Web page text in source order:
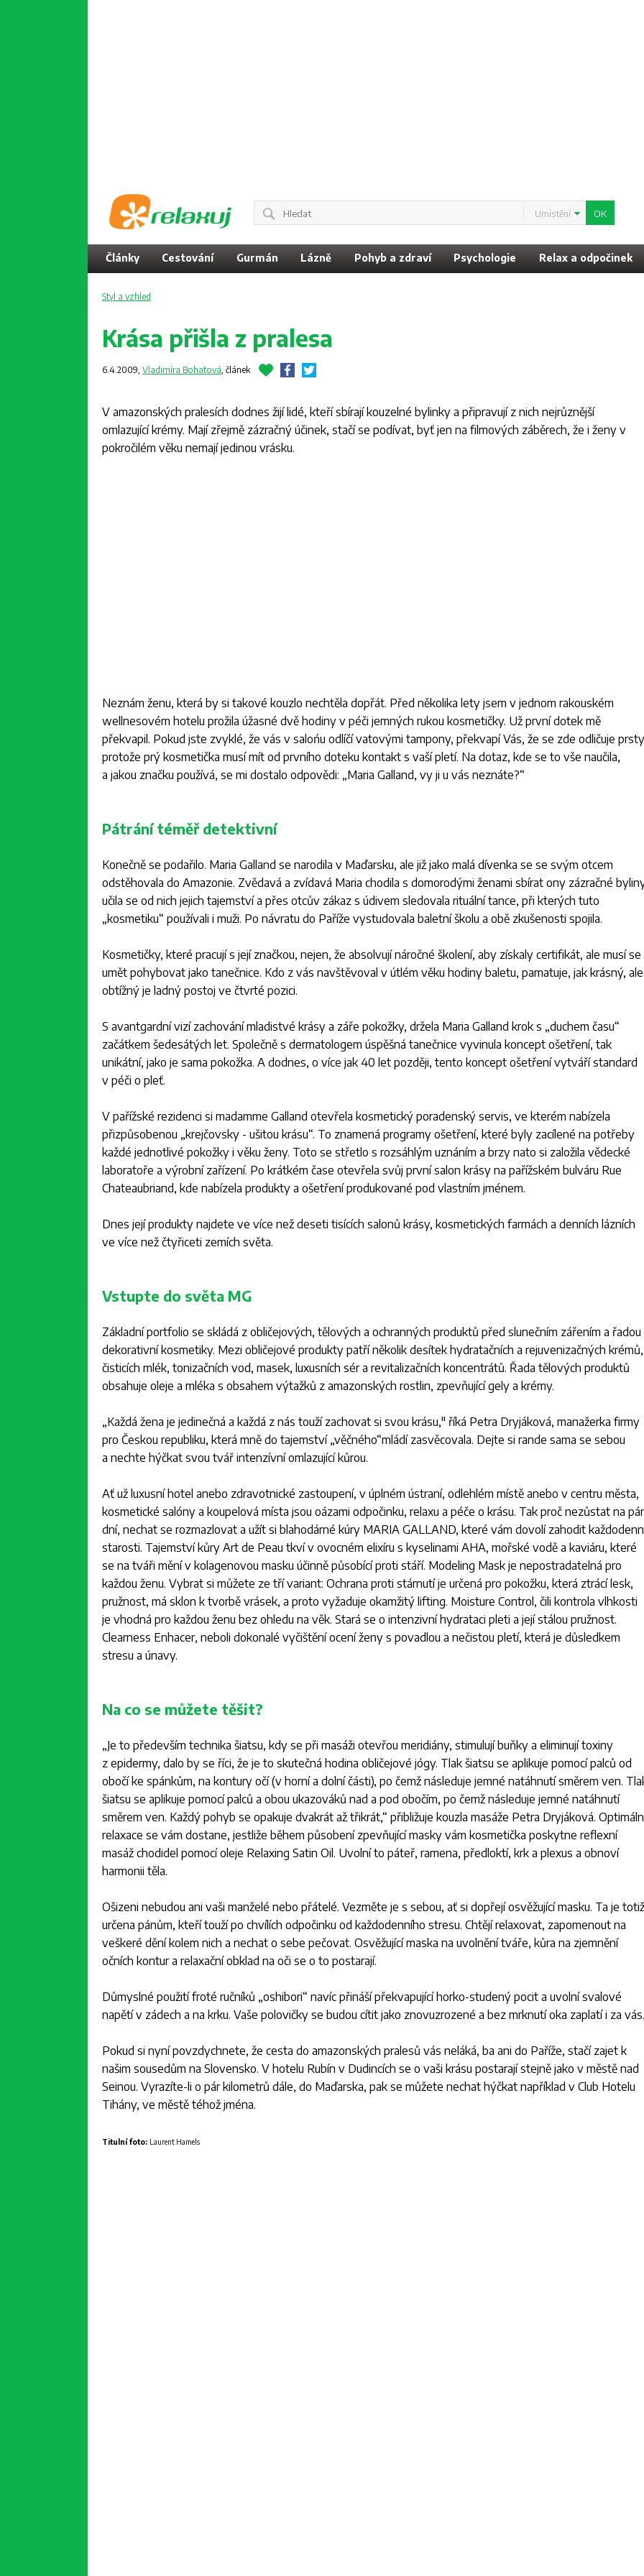
Umístění
Články Cestování Gurmán Lázně Pohyb a zdraví Psychologie Relax a odpočinek
Styl a vzhled
Krása přišla z pralesa
6.4.2009, Vladimíra Bohatová, článek
V amazonských pralesích dodnes žijí lidé, kteří sbírají kouzelné bylinky a připravují z nich nejrůznější
omlazující krémy. Mají zřejmě zázračný účinek, stačí se podívat, byť jen na filmových záběrech, že i ženy v
pokročilém věku nemají jedinou vrásku.
Neznám ženu, která by si takové kouzlo nechtěla dopřát. Před několika lety jsem v jednom rakouském
wellnesovém hotelu prožila úžasné dvě hodiny v péči jemných rukou kosmetičky. Už první dotek mě
překvapil. Pokud jste zvyklé, že vás v salońu odlíčí vatovými tampony, překvapí Vás, že se zde odličuje
protože prý kosmetička musí mít od prvního doteku kontakt s vaší pletí. Na dotaz, kde se to vše naučila,
a jakou značku používá, se mi dostalo odpovědi: „Maria Galland, vy ji u vás neznáte?“
Pátrání téměř detektivní
Konečně se podařilo. Maria Galland se narodila v Maďarsku, ale již jako malá dívenka se se svým otcem
odstěhovala do Amazonie. Zvědavá a zvídavá Maria chodila s domorodými ženami sbírat ony zázračné
učila se od nich jejich tajemství a přes otcův zákaz s údivem sledovala rituální tance, při kterých tuto
„kosmetiku“ používali i muži. Po návratu do Paříže vystudovala baletní školu a obě zkušenosti spojila.
Kosmetičky, které pracují s její značkou, nejen, že absolvují náročné školení, aby získaly certifikát, ale musí se
umět pohybovat jako tanečnice. Kdo z vás navštěvoval v útlém věku hodiny baletu, pamatuje, jak krásný, ale
obtížný je ladný postoj ve čtvrté pozici.
S avantgardní vizí zachování mladistvé krásy a záře pokožky, držela Maria Galland krok s „duchem času“
začátkem šedesátých let. Společně s dermatologem úspěšná tanečnice vyvinula koncept ošetření, tak
unikátní, jako je sama pokožka. A dodnes, o více jak 40 let později, tento koncept ošetření vytváří standard
v péči o pleť.
V pařížské rezidenci si madamme Galland otevřela kosmetický poradenský servis, ve kterém nabízela
přizpůsobenou „krejčovsky - ušitou krásu“. To znamená programy ošetření, které byly zacílené na potřeby
každé jednotlivé pokožky i věku ženy. Toto se střetlo s rozsáhlým uznáním a brzy nato si založila vědecké
laboratoře a výrobní zařízení. Po krátkém čase otevřela svůj první salon krásy na pařížském bulváru Rue
Chateaubriand, kde nabízela produkty a ošetření produkované pod vlastním jménem.
Dnes její produkty najdete ve více než deseti tisících salonů krásy, kosmetických farmách a denních lázních
ve více než čtyřiceti zemích světa.
Vstupte do světa MG
Základní portfolio se skládá z obličejových, tělových a ochranných produktů před slunečním zářením a řadou
dekorativní kosmetiky. Mezi obličejové produkty patří několik desítek hydratačních a rejuvenizačných krémů,
čisticích mlék, tonizačních vod, masek, luxusních sér a revitalizačních koncentrátů. Řada tělových produktů
obsahuje oleje a mléka s obsahem výtažků z amazonských rostlin, zpevňující gely a krémy.
„Každá žena je jedinečná a každá z nás touží zachovat si svou krásu," říká Petra Dryjáková, manažerka firmy
pro Českou republiku, která mně do tajemství „věčného“mládí zasvěcovala. Dejte si rande sama se sebou
a nechte hýčkat svou tvář intenzívní omlazující kůrou.
Ať už luxusní hotel anebo zdravotnické zastoupení, v úplném ústraní, odlehlém místě anebo v centru města,
kosmetické salóny a koupelová místa jsou oázami odpočinku, relaxu a péče o krásu. Tak proč nezůstat na pár
dní, nechat se rozmazlovat a užít si blahodárné kúry MARIA GALLAND, které vám dovolí zahodit
starosti. Tajemství kůry Art de Peau tkví v ovocném elixíru s kyselinami AHA, mořské vodě a kaviáru, které
se na tváři mění v kolagenovou masku účinně působící proti stáří. Modeling Mask je nepostradatelná pro
každou ženu. Vybrat si můžete ze tří variant: Ochrana proti stárnutí je určená pro pokožku, která ztrácí lesk,
pružnost, má sklon k tvorbě vrásek, a proto vyžaduje okamžitý lifting. Moisture Control, čili kontrola vlhkosti
je vhodná pro každou ženu bez ohledu na věk. Stará se o intenzivní hydrataci pleti a její stálou pružnost.
Clearness Enhacer, neboli dokonalé vyčištění ocení ženy s povadlou a nečistou pletí, která je důsledkem
stresu a únavy.
Na co se můžete těšit?
„Je to především technika šiatsu, kdy se při masáži otevřou meridiány, stimulují buňky a eliminují toxiny
z epidermy, dalo by se říci, že je to skutečná hodina obličejové jógy. Tlak šiatsu se aplikuje pomocí palců od
obočí ke spánkům, na kontury očí (v horní a dolní části), po čemž následuje jemné natáhnutí směrem ven.
šiatsu se aplikuje pomocí palců a obou ukazováků nad a pod obočím, po čemž následuje jemné natáhnutí
směrem ven. Každý pohyb se opakuje dvakrát až třikrát,“ přibližuje kouzla masáže Petra Dryjáková.
relaxace se vám dostane, jestliže během působení zpevňující masky vám kosmetička poskytne reflexní
masáž chodidel pomocí oleje Relaxing Satin Oil. Uvolní to páteř, ramena, předloktí, krk a plexus a obnoví
harmonii těla.
Ošizeni nebudou ani vaši manželé nebo přátelé. Vezměte je s sebou, ať si dopřejí osvěžující masku. Ta je totiž
určena pánům, kteří touží po chvílích odpočinku od každodenního stresu. Chtějí relaxovat, zapomenout na
veškeré dění kolem nich a nechat o sebe pečovat. Osvěžující maska na uvolnění tváře, kůra na zjemnění
očních kontur a relaxační obklad na oči se o to postarají.
Důmyslné použití froté ručníků „oshibori“ navíc přináší překvapující horko-studený pocit a uvolní svalové
napětí v zádech a na krku. Vaše polovičky se budou cítit jako znovuzrozené a bez mrknutí oka zaplatí i za vás.
Pokud si nyní povzdychnete, že cesta do amazonských pralesů vás neláká, ba ani do Paříže, stačí zajet k
našim sousedům na Slovensko. V hotelu Rubín v Dudincích se o vaši krásu postarají stejně jako v městě nad
Seinou. Vyrazíte-li o pár kilometrů dále, do Maďarska, pak se můžete nechat hýčkat například v Club Hotelu
Tihány, ve městě téhož jména.
Titulní foto: Laurent Hamels